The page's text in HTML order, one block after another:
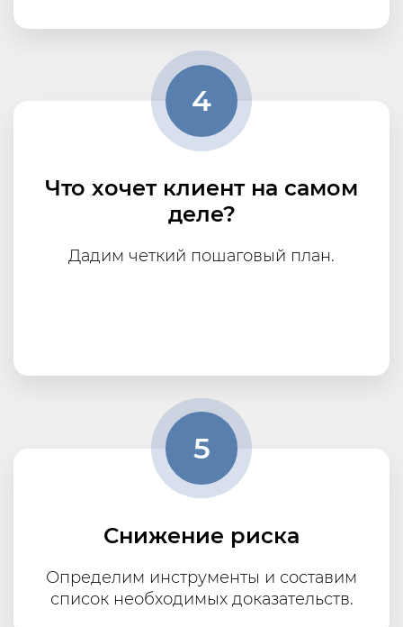
4
Что хочет клиент на самом
деле?
Дадим четкий пошаговый план.
5
Снижение риска
Определим инструменты и составим
список необходимых доказательств.